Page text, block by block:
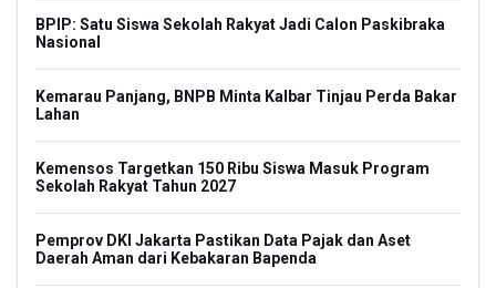
BPIP: Satu Siswa Sekolah Rakyat Jadi Calon Paskibraka
Nasional
Kemarau Panjang, BNPB Minta Kalbar Tinjau Perda Bakar
Lahan
Kemensos Targetkan 150 Ribu Siswa Masuk Program
Sekolah Rakyat Tahun 2027
Pemprov DKI Jakarta Pastikan Data Pajak dan Aset
Daerah Aman dari Kebakaran Bapenda